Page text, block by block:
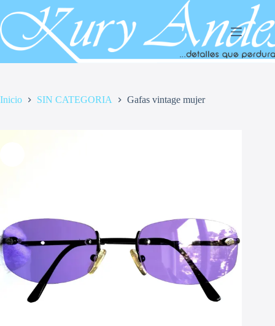
al
contenido
Inicio SIN CATEGORIA Gafas vintage mujer